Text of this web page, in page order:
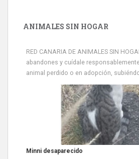
ANIMALES SIN HOGAR
RED CANARIA DE ANIMALES SIN
abandones y cuídale
animal perdido o en adopción,
Minni desaparecido